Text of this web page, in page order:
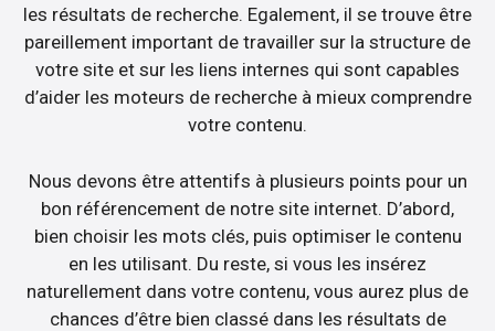
les résultats de recherche. Egalement, il se trouve être
pareillement important de travailler sur la structure de
votre site et sur les liens internes qui sont capables
d’aider les moteurs de recherche à mieux comprendre
votre contenu.
Nous devons être attentifs à plusieurs points pour un
bon référencement de notre site internet. D’abord,
bien choisir les mots clés, puis optimiser le contenu
en les utilisant. Du reste, si vous les insérez
naturellement dans votre contenu, vous aurez plus de
chances d’être bien classé dans les résultats de